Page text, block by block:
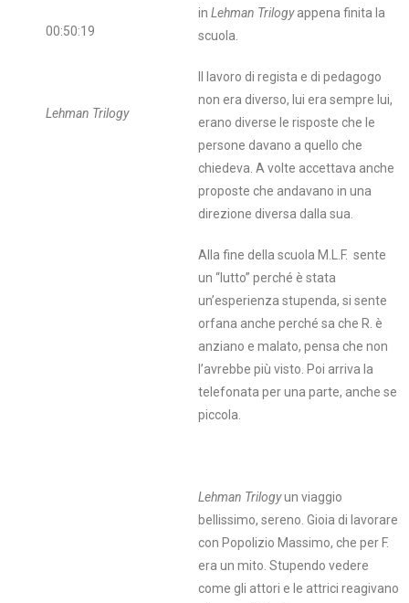
00:50:19
Lehman Trilogy
in Lehman Trilogyappena finita la
scuola.
Il lavoro di regista e di pedagogo
non era diverso, lui era sempre lui,
erano diverse le risposte che le
persone davano a quello che
chiedeva. A volte accettava anche
proposte che andavano in una
direzione diversa dalla sua.
Alla fine della scuola M.L.F. sente
un “lutto” perché è stata
un’esperienza stupenda, si sente
orfana anche perché sa che R. è
anziano e malato, pensa che non
l’avrebbe più visto. Poi arriva la
telefonata per una parte, anche se
piccola.
Lehman Trilogyun viaggio
bellissimo, sereno. Gioia di lavorare
con Popolizio Massimo, che per F.
era un mito. Stupendo vedere
come gli attori e le attrici reagivano